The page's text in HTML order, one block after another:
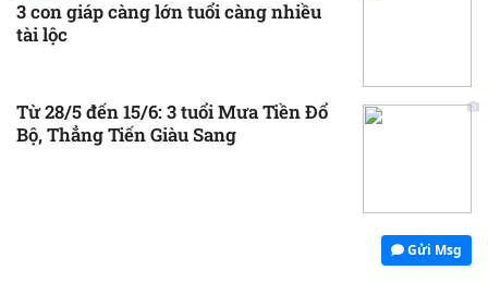
3 con giáp càng lớn tuổi càng nhiều
tài lộc
Từ 28/5 đến 15/6: 3 tuổi Mưa Tiền Đổ
Bộ, Thẳng Tiến Giàu Sang
Gửi Msg